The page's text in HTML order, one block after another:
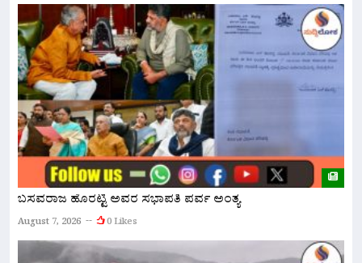
ಬಸವರಾಜ ಹೊರಟ್ಟಿ ಅವರ ಸಭಾಪತಿ ಪರ್ವ ಅಂತ್ಯ
August 7, 2026 0 Likes